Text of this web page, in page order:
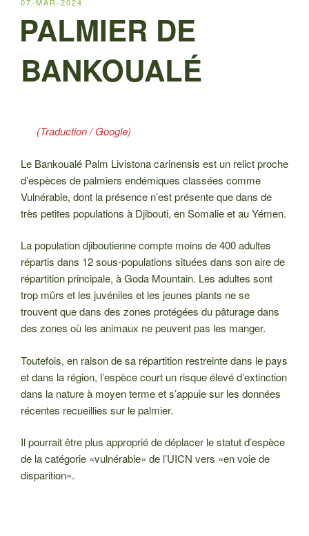
PALMIER DE
BANKOUALÉ
(Traduction / Google)
Le Bankoualé Palm Livistona carinensis est un relict proche
d’espèces de palmiers endémiques classées comme
Vulnérable, dont la présence n’est présente que dans de
très petites populations à Djibouti, en Somalie et au Yémen.
La population djiboutienne compte moins de 400 adultes
répartis dans 12 sous-populations situées dans son aire de
répartition principale, à Goda Mountain. Les adultes sont
trop mûrs et les juvéniles et les jeunes plants ne se
trouvent que dans des zones protégées du pâturage dans
des zones où les animaux ne peuvent pas les manger.
Toutefois, en raison de sa répartition restreinte dans le pays
et dans la région, l’espèce court un risque élevé d’extinction
dans la nature à moyen terme et s’appuie sur les données
récentes recueillies sur le palmier.
Il pourrait être plus approprié de déplacer le statut d’espèce
de la catégorie «vulnérable» de l’UICN vers «en voie de
disparition».